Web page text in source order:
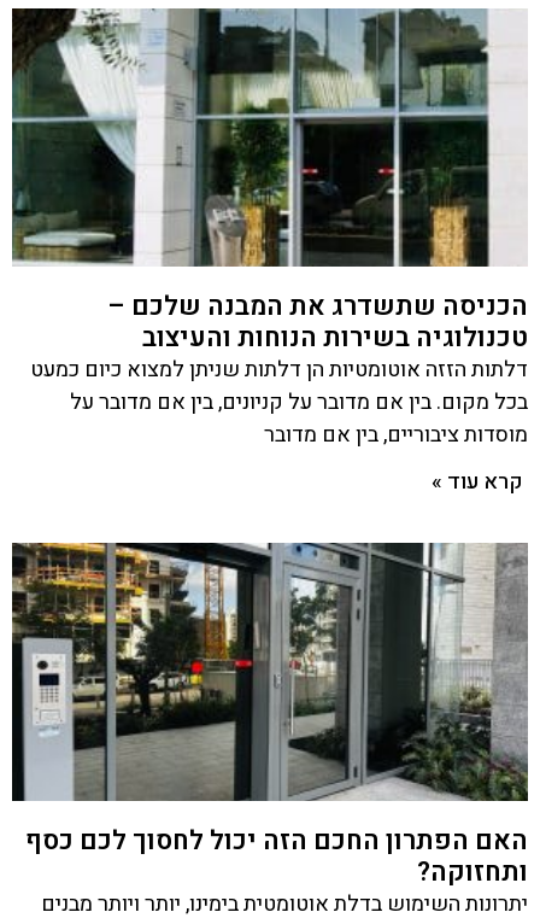
הכניסה שתשדרג את המבנה שלכם –
טכנולוגיה בשירות הנוחות והעיצוב
דלתות הזזה אוטומטיות הן דלתות שניתן למצוא כיום כמעט
בכל מקום. בין אם מדובר על קניונים, בין אם מדובר על
מוסדות ציבוריים, בין אם מדובר
קרא עוד »
האם הפתרון החכם הזה יכול לחסוך לכם כסף
ותחזוקה?
יתרונות השימוש בדלת אוטומטית בימינו, יותר ויותר מבנים